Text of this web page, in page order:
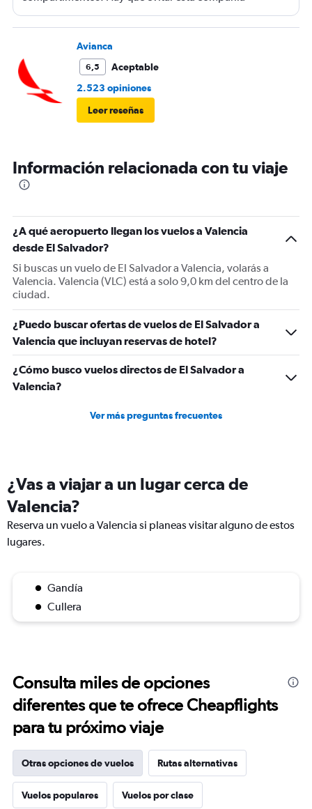
Avianca
6,5
Aceptable
2.523 opiniones
Leer reseñas
Información relacionada con tu viaje
¿A qué aeropuerto llegan los vuelos a Valencia
desde El Salvador?
Si buscas un vuelo de El Salvador a Valencia, volarás a
Valencia. Valencia (VLC) está a solo 9,0 km del centro de la
ciudad.
¿Puedo buscar ofertas de vuelos de El Salvador a
Valencia que incluyan reservas de hotel?
¿Cómo busco vuelos directos de El Salvador a
Valencia?
Ver más preguntas frecuentes
¿Vas a viajar a un lugar cerca de
Valencia?
Reserva un vuelo a Valencia si planeas visitar alguno de estos
lugares.
Gandía
Cullera
Consulta miles de opciones
diferentes que te ofrece Cheapflights
para tu próximo viaje
Otras opciones de vuelos Rutas alternativas
Vuelos populares Vuelos por clase